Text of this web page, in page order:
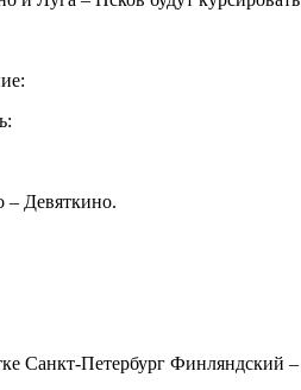
Девяткино.
Санкт-Петербург Финляндский